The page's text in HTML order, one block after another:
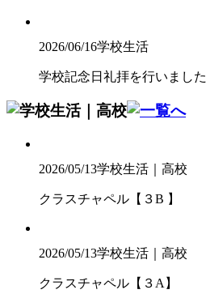
2026/06/16学校生活
学校記念日礼拝を行いました
2026/05/13学校生活｜高校
クラスチャペル【３B 】
2026/05/13学校生活｜高校
クラスチャペル【３A】